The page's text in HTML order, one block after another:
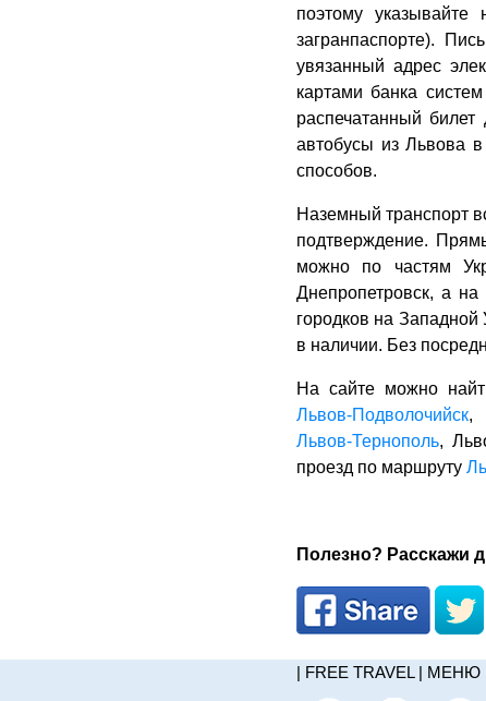
поэтому
загранпаспорте).
увязанный адрес
картами банка
распечатанный
автобусы из Львова
способов.
Наземный транспорт
подтверждение.
можно по частям
Днепропетровск, а
городков на
в наличии. Без
На сайте можно
Львов-Подволочийск
Львов-Тернополь,
проезд по маршруту
Полезно? Расскажи
| FREE TRAVEL| МЕНЮ